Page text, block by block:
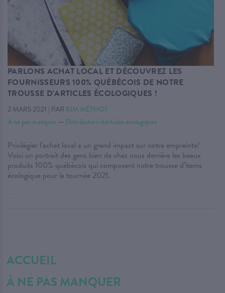
PARLONS ACHAT LOCAL ET DÉCOUVREZ LES
FOURNISSEURS 100% QUÉBÉCOIS DE NOTRE
TROUSSE D’ARTICLES ÉCOLOGIQUES !
2 MARS 2021 | PAR KIM MÉTHOT
À ne pas manquer — Distribution d'articles écologiques
Privilégier l’achat local a un grand impact sur notre empreinte!
Voici un portrait des gens bien de chez nous derrière les beaux
produits 100% québécois qui composent notre trousse d’items
écologique pour la tournée 2021.
. . .
ACCUEIL
À NE PAS MANQUER